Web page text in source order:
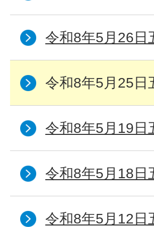
令和8年5月26日
令和8年5月25日
令和8年5月19日
令和8年5月18日
令和8年5月12日